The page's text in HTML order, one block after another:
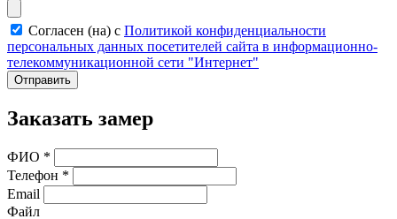
Согласен (на) с Политикой конфиденциальности
персональных данных посетителей сайта в информационно-
телекоммуникационной сети "Интернет"
Отправить
Заказать замер
ФИО *
Телефон *
Email
Файл